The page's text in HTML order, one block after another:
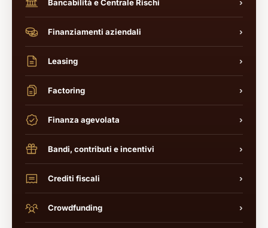
Bancabilità e Centrale Rischi ›
Finanziamenti aziendali ›
Leasing ›
Factoring ›
Finanza agevolata ›
Bandi, contributi e incentivi ›
Crediti fiscali ›
Crowdfunding ›